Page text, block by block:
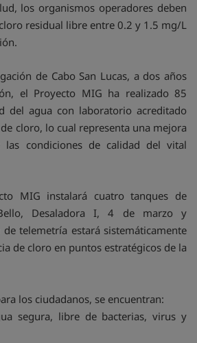
los organismos operadores deben
residual libre entre 0.2 y 1.5 mg/L
de Cabo San Lucas, a dos años
el Proyecto MIG ha realizado 85
del agua con laboratorio acreditado
cloro, lo cual representa una mejora
condiciones de calidad del vital
MIG instalará cuatro tanques de
Desaladora I, 4 de marzo y
de telemetría estará sistemáticamente
de cloro en puntos estratégicos de la
los ciudadanos, se encuentran:
segura, libre de bacterias, virus y